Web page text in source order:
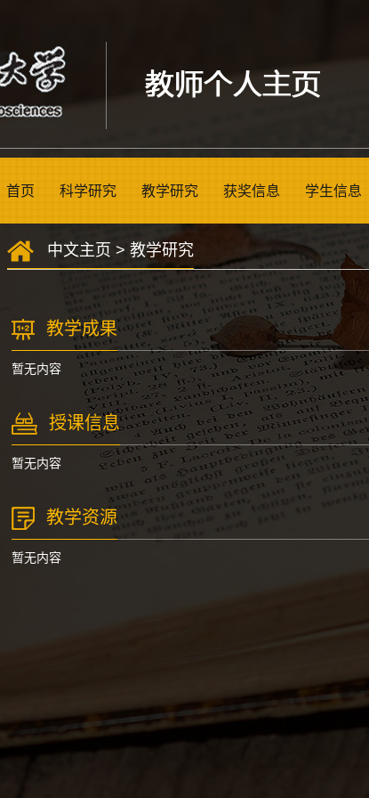
首页 科学研究 教学研究 获奖信息 学生信息
中文主页 > 教学研究
教学成果
暂无内容
授课信息
暂无内容
教学资源
暂无内容